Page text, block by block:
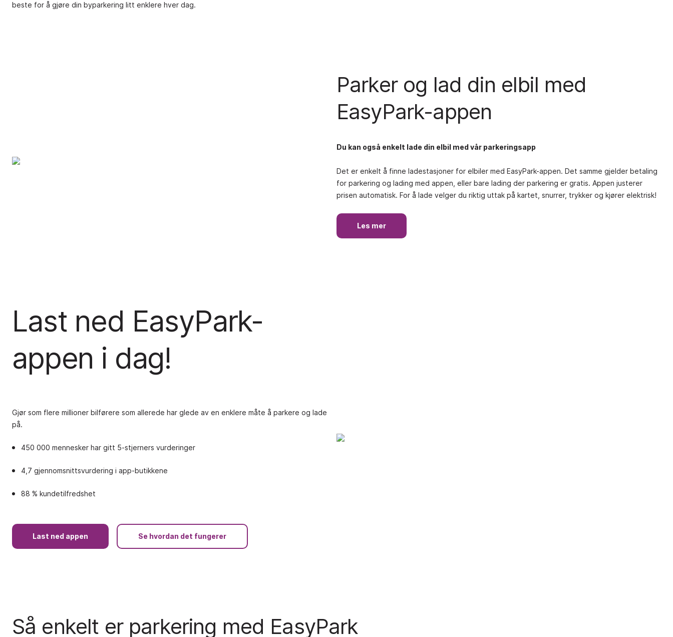
beste for å gjøre din byparkering litt enklere hver dag.
Parker og lad din elbil med
EasyPark-appen
Du kan også enkelt lade din elbil med vår parkeringsapp
Det er enkelt å finne ladestasjoner for elbiler med EasyPark-appen. Det samme gjelder betaling
for parkering og lading med appen, eller bare lading der parkering er gratis. Appen justerer
prisen automatisk. For å lade velger du riktig uttak på kartet, snurrer, trykker og kjører elektrisk!
Les mer
Last ned EasyPark-
appen i dag!
Gjør som flere millioner bilførere som allerede har glede av en enklere måte å parkere og lade
på.
450 000 mennesker har gitt 5-stjerners vurderinger
4,7 gjennomsnittsvurdering i app-butikkene
88 % kundetilfredshet
Last ned appen Se hvordan det fungerer
Så enkelt er parkering med EasyPark